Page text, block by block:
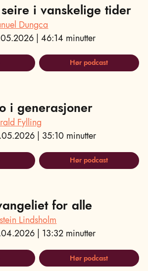
i vanskelige tider
Dungca
| 46:14 minutter
Hør podcast
i generasjoner
Fylling
| 35:10 minutter
Hør podcast
for alle
Lindsholm
| 13:32 minutter
Hør podcast